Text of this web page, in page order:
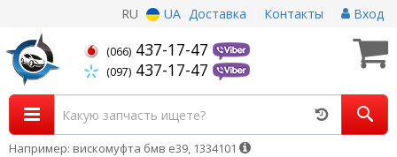
RU UA Доставка Контакты Вход
(066) 437-17-47
(097) 437-17-47
Например: вискомуфта бмв е39, 1334101